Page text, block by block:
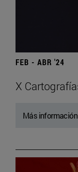
FEB - ABR '24
X
Más información